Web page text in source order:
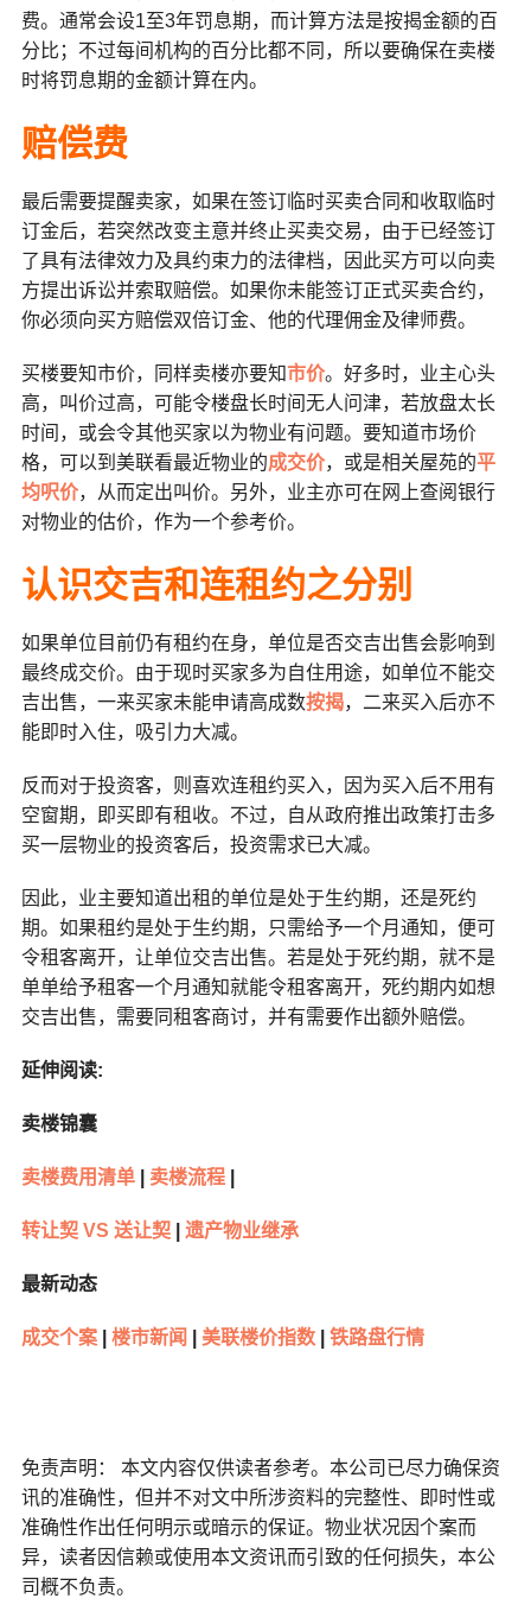
费。通常会设1至3年罚息期，而计算方法是按揭金额的百
分比；不过每间机构的百分比都不同，所以要确保在卖楼
时将罚息期的金额计算在内。
赔偿费
最后需要提醒卖家，如果在签订临时买卖合同和收取临时
订金后，若突然改变主意并终止买卖交易，由于已经签订
了具有法律效力及具约束力的法律档，因此买方可以向卖
方提出诉讼并索取赔偿。如果你未能签订正式买卖合约，
你必须向买方赔偿双倍订金、他的代理佣金及律师费。
买楼要知市价，同样卖楼亦要知市价。好多时，业主心头
高，叫价过高，可能令楼盘长时间无人问津，若放盘太长
时间，或会令其他买家以为物业有问题。要知道市场价
格，可以到美联看最近物业的成交价，或是相关屋苑的平
均呎价，从而定出叫价。另外，业主亦可在网上查阅银行
对物业的估价，作为一个参考价。
认识交吉和连租约之分别
如果单位目前仍有租约在身，单位是否交吉出售会影响到
最终成交价。由于现时买家多为自住用途，如单位不能交
吉出售，一来买家未能申请高成数按揭，二来买入后亦不
能即时入住，吸引力大减。
反而对于投资客，则喜欢连租约买入，因为买入后不用有
空窗期，即买即有租收。不过，自从政府推出政策打击多
买一层物业的投资客后，投资需求已大减。
因此，业主要知道出租的单位是处于生约期，还是死约
期。如果租约是处于生约期，只需给予一个月通知，便可
令租客离开，让单位交吉出售。若是处于死约期，就不是
单单给予租客一个月通知就能令租客离开，死约期内如想
交吉出售，需要同租客商讨，并有需要作出额外赔偿。
延伸阅读:
卖楼锦囊
卖楼费用清单| 卖楼流程
转让契 VS 送让契 遗产物业继承
最新动态
成交个案 楼市新闻 美联楼价指数 铁路盘行情
免责声明： 本文内容仅供读者参考。本公司已尽力确保资
讯的准确性，但并不对文中所涉资料的完整性、即时性或
准确性作出任何明示或暗示的保证。物业状况因个案而
异，读者因信赖或使用本文资讯而引致的任何损失，本公
司概不负责。